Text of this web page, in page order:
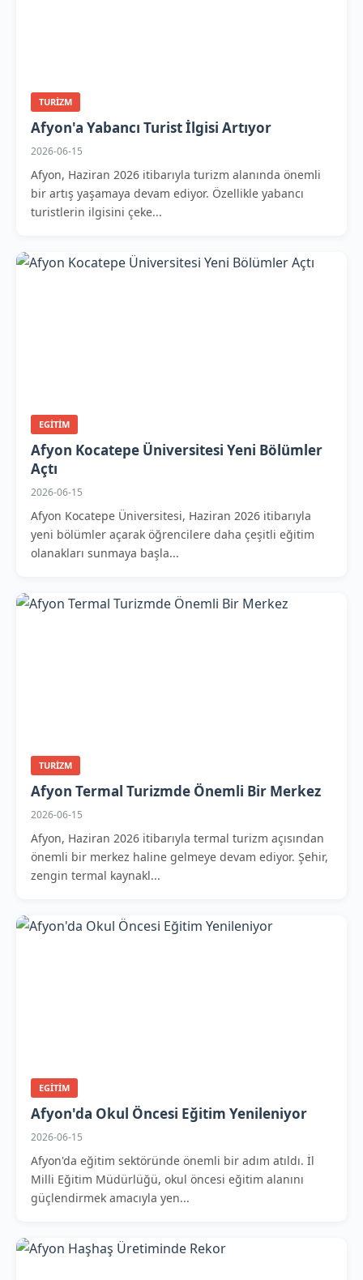
TURIZM
Afyon'a Yabancı Turist İlgisi Artıyor
2026-06-15
Afyon, Haziran 2026 itibarıyla turizm alanında önemli
bir artış yaşamaya devam ediyor. Özellikle yabancı
turistlerin ilgisini çeke...
EGITIM
Afyon Kocatepe Üniversitesi Yeni Bölümler
Açtı
2026-06-15
Afyon Kocatepe Üniversitesi, Haziran 2026 itibarıyla
yeni bölümler açarak öğrencilere daha çeşitli eğitim
olanakları sunmaya başla...
TURIZM
Afyon Termal Turizmde Önemli Bir Merkez
2026-06-15
Afyon, Haziran 2026 itibarıyla termal turizm açısından
önemli bir merkez haline gelmeye devam ediyor. Şehir,
zengin termal kaynakl...
EGITIM
Afyon'da Okul Öncesi Eğitim Yenileniyor
2026-06-15
Afyon'da eğitim sektöründe önemli bir adım atıldı. İl
Milli Eğitim Müdürlüğü, okul öncesi eğitim alanını
güçlendirmek amacıyla yen...